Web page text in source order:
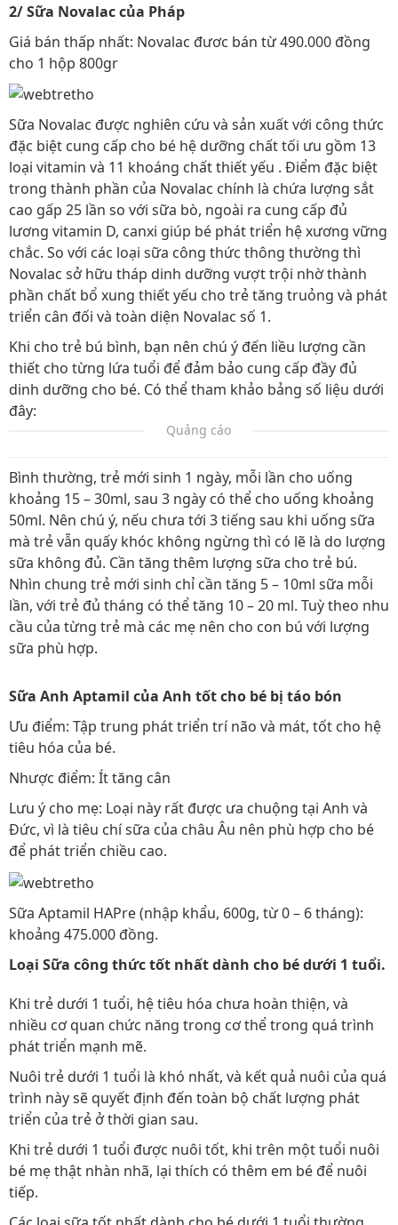
2/ Sữa Novalac của Pháp
Giá bán thấp nhất: Novalac đươc bán từ 490.000 đồng
cho 1 hộp 800gr
Sữa Novalac được nghiên cứu và sản xuất với công thức
đặc biệt cung cấp cho bé hệ dưỡng chất tối ưu gồm 13
loại vitamin và 11 khoáng chất thiết yếu . Điểm đặc biệt
trong thành phần của Novalac chính là chứa lượng sắt
cao gấp 25 lần so với sữa bò, ngoài ra cung cấp đủ
lương vitamin D, canxi giúp bé phát triển hệ xương vững
chắc. So với các loại sữa công thức thông thường thì
Novalac sở hữu tháp dinh dưỡng vượt trội nhờ thành
phần chất bổ xung thiết yếu cho trẻ tăng truỏng và phát
triển cân đối và toàn diện Novalac số 1.
Khi cho trẻ bú bình, bạn nên chú ý đến liều lượng cần
thiết cho từng lứa tuổi để đảm bảo cung cấp đầy đủ
dinh dưỡng cho bé. Có thể tham khảo bảng số liệu dưới
đây:
Quảng cáo
Bình thường, trẻ mới sinh 1 ngày, mỗi lần cho uống
khoảng 15 – 30ml, sau 3 ngày có thể cho uống khoảng
50ml. Nên chú ý, nếu chưa tới 3 tiếng sau khi uống sữa
mà trẻ vẫn quấy khóc không ngừng thì có lẽ là do lượng
sữa không đủ. Cần tăng thêm lượng sữa cho trẻ bú.
Nhìn chung trẻ mới sinh chỉ cần tăng 5 – 10ml sữa mỗi
lần, với trẻ đủ tháng có thể tăng 10 – 20 ml. Tuỳ theo nhu
cầu của từng trẻ mà các mẹ nên cho con bú với lượng
sữa phù hợp.
Sữa Anh Aptamil của Anh tốt cho bé bị táo bón
Ưu điểm: Tập trung phát triển trí não và mát, tốt cho hệ
tiêu hóa của bé.
Nhược điểm: Ít tăng cân
Lưu ý cho mẹ: Loại này rất được ưa chuộng tại Anh và
Đức, vì là tiêu chí sữa của châu Âu nên phù hợp cho bé
để phát triển chiều cao.
Sữa Aptamil HAPre (nhập khẩu, 600g, từ 0 – 6 tháng):
khoảng 475.000 đồng.
Loại Sữa công thức tốt nhất dành cho bé dưới 1 tuổi.
Khi trẻ dưới 1 tuổi, hệ tiêu hóa chưa hoàn thiện, và
nhiều cơ quan chức năng trong cơ thể trong quá trình
phát triển mạnh mẽ.
Nuôi trẻ dưới 1 tuổi là khó nhất, và kết quả nuôi của quá
trình này sẽ quyết định đến toàn bộ chất lượng phát
triển của trẻ ở thời gian sau.
Khi trẻ dưới 1 tuổi được nuôi tốt, khi trên một tuổi nuôi
bé mẹ thật nhàn nhã, lại thích có thêm em bé để nuôi
tiếp.